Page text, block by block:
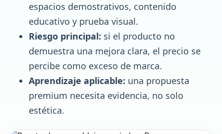
espacios demostrativos, contenido
educativo y prueba visual.
Riesgo principal: si el producto no
demuestra una mejora clara, el precio se
percibe como exceso de marca.
Aprendizaje aplicable: una propuesta
premium necesita evidencia, no solo
estética.